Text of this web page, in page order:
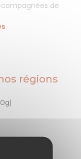
de
régions
ou cajun